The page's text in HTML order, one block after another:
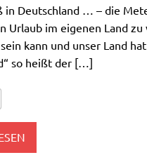
in Deutschland … – die
Urlaub im eigenen Land
kann und unser Land
so heißt der […]